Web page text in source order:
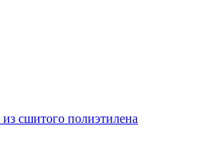
сшитого полиэтилена